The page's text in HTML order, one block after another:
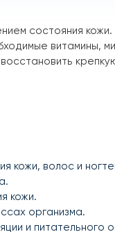
состояния кожи.
витамины,
кожи, волос и
кожи.
организма.
и питательного